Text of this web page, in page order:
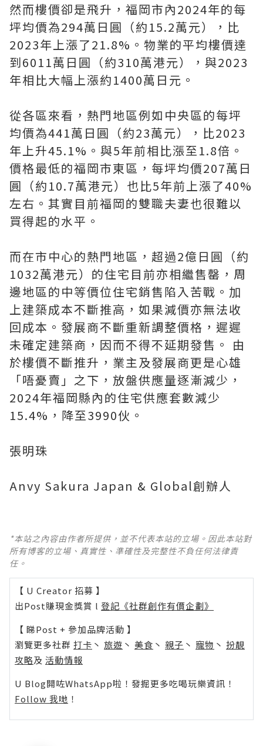
然而樓價卻是飛升，福岡市內2024年的每
坪均價為294萬日圓（約15.2萬元），比
2023年上漲了21.8%。物業的平均樓價達
到6011萬日圓（約310萬港元），與2023
年相比大幅上漲約1400萬日元。
從各區來看，熱門地區例如中央區的每坪
均價為441萬日圓（約23萬元），比2023
年上升45.1%。與5年前相比漲至1.8倍。
價格最低的福岡市東區，每坪均價207萬日
圓（約10.7萬港元）也比5年前上漲了40%
左右。其實目前福岡的雙職夫妻也很難以
買得起的水平。
而在市中心的熱門地區，超過2億日圓（約
1032萬港元）的住宅目前亦相繼售罄，周
邊地區的中等價位住宅銷售陷入苦戰。加
上建築成本不斷推高，如果減價亦無法收
回成本。發展商不斷重新調整價格，遲遲
未確定建築商，因而不得不延期發售。 由
於樓價不斷推升，業主及發展商更是心雄
「唔憂賣」之下，放盤供應量逐漸減少，
2024年福岡縣內的住宅供應套數減少
15.4%，降至3990伙。
張明珠
Anvy Sakura Japan & Global創辦人
*本站之內容由作者所提供，並不代表本站的立場。因此本站對
所有博客的立場、真實性、準確性及完整性不負任何法律責
任。
【 U Creator 招募 】
出Post賺現金獎賞 l 登記《社群創作有價企劃》
【 睇Post + 參加品牌活動 】
瀏覽更多社群 打卡 丶 旅遊 丶 美食 丶 親子 丶 寵物 丶 扮靚
攻略及 活動情報
U Blog開咗WhatsApp啦！發掘更多吃喝玩樂資訊！
Follow 我哋 ！